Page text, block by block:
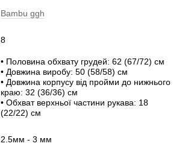
Bambu ggh
8
• Половина обхвату грудей: 62 (67/72) см
• Довжина виробу: 50 (58/58) см
• Довжина корпусу від пройми до нижнього
краю: 32 (36/36) см
• Обхват верхньої частини рукава: 18
(22/22) см
2.5мм - 3 мм